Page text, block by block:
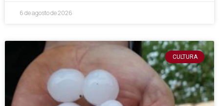
6 de agosto de 2026
CULTURA